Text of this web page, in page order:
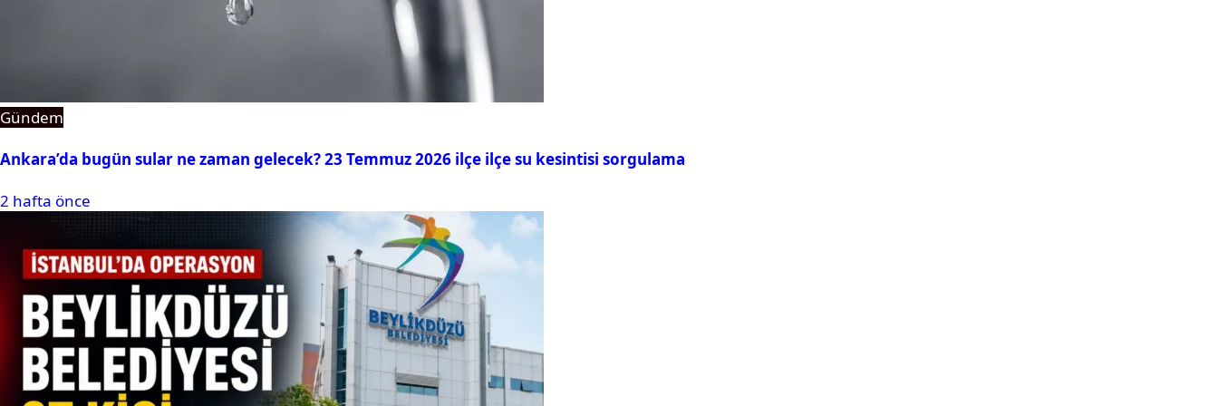
Gündem
Ankara’da bugün sular ne zaman gelecek? 23 Temmuz 2026 ilçe ilçe su kesintisi sorgulama
2 hafta önce